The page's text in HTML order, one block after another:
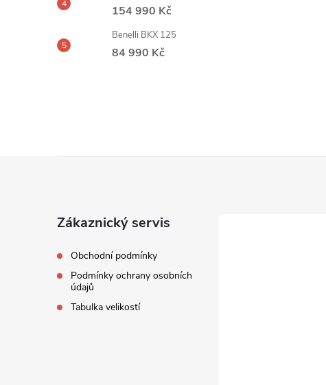
154 990 Kč
Benelli BKX 125
84 990 Kč
Zákaznický servis
Obchodní podmínky
Podmínky ochrany osobních
údajů
Tabulka velikostí